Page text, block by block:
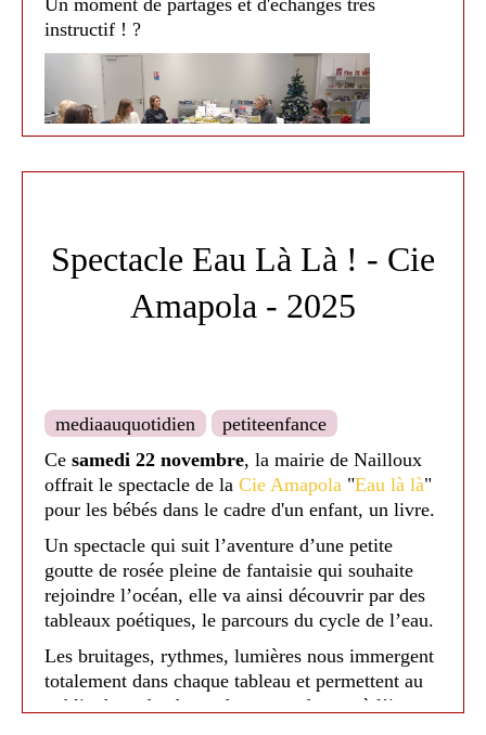
Un moment de partages et d'échanges très
instructif ! ?
Spectacle Eau Là Là ! - Cie
Amapola - 2025
mediaauquotidien
petiteenfance
Ce samedi 22 novembre, la mairie de Nailloux
offrait le spectacle de la Cie Amapola "Eau là là"
pour les bébés dans le cadre d'un enfant, un livre.
Un spectacle qui suit l’aventure d’une petite
goutte de rosée pleine de fantaisie qui souhaite
rejoindre l’océan, elle va ainsi découvrir par des
tableaux poétiques, le parcours du cycle de l’eau.
Les bruitages, rythmes, lumières nous immergent
totalement dans chaque tableau et permettent au
public de se fondre et de se transformer à l’image